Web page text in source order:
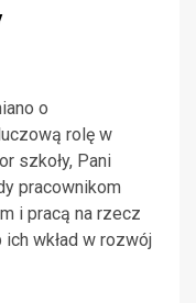
o
rolę w
szkoły, Pani
pracownikom
i pracą na rzecz
wkład w rozwój